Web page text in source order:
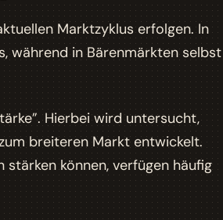
Marktzyklus erfolgen. In
während in Bärenmärkten selbst
Hierbei wird untersucht,
breiteren Markt entwickelt.
können, verfügen häufig